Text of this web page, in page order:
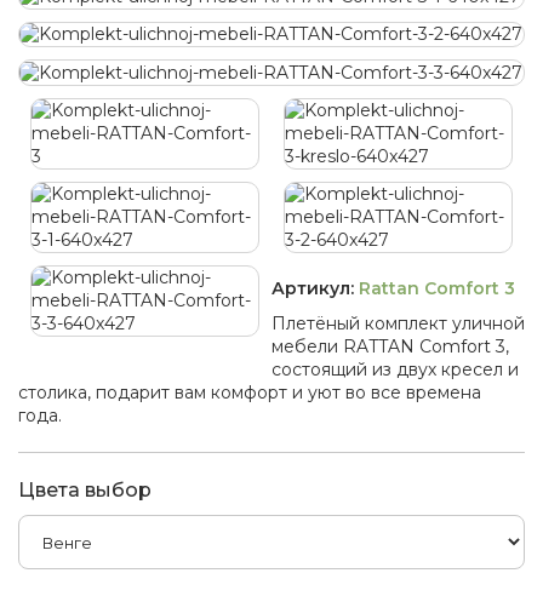
Артикул: Rattan Comfort 3
Плетёный комплект уличной
мебели RATTAN Comfort 3,
состоящий из двух кресел и
столика, подарит вам комфорт и уют во все времена
года.
Цвета выбор